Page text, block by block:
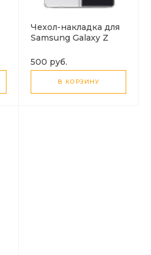
Чехол-накладка для
Samsung Galaxy Z
края, X-CASE,
прозрачный
500 руб.
В КОРЗИНУ